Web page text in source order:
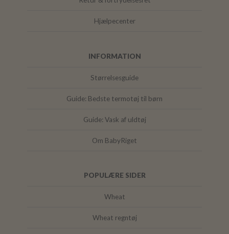
Hjælpecenter
INFORMATION
Størrelsesguide
Guide: Bedste termotøj til børn
Guide: Vask af uldtøj
Om BabyRiget
POPULÆRE SIDER
Wheat
Wheat regntøj